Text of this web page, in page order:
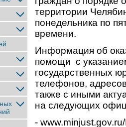
территории
понедельника по
времени.
Информация об
помощи с
государственных
телефонов,
также с иными
на следующих
-